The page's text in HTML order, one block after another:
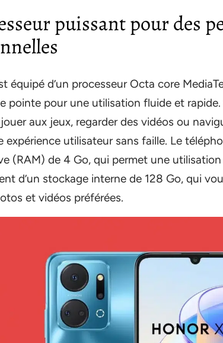
puissant pour des
équipé d’un processeur Octa core
pointe pour une utilisation fluide et
aux jeux, regarder des vidéos ou
expérience utilisateur sans faille. Le
(RAM) de 4 Go, qui permet une
d’un stockage interne de 128 Go, qui
et vidéos préférées.